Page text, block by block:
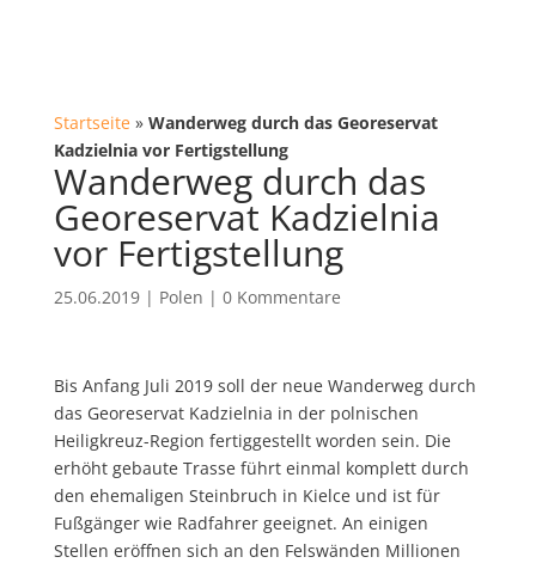
Startseite» Wanderweg durch das Georeservat
Kadzielnia vor Fertigstellung
Wanderweg durch das
Georeservat Kadzielnia
vor Fertigstellung
25.06.2019| Polen | 0 Kommentare
Bis Anfang Juli 2019 soll der neue Wanderweg durch
das Georeservat Kadzielnia in der polnischen
Heiligkreuz-Region fertiggestellt worden sein. Die
erhöht gebaute Trasse führt einmal komplett durch
den ehemaligen Steinbruch in Kielce und ist für
Fußgänger wie Radfahrer geeignet. An einigen
Stellen eröffnen sich an den Felswänden Millionen